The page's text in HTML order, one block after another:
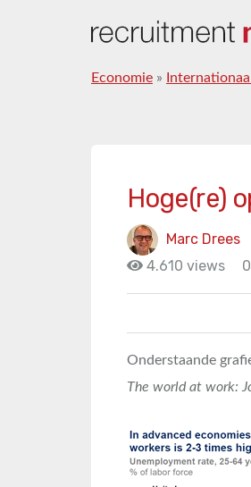
Economie » Internationaal
Hoge(re)
Marc Drees
4.610 views
Onderstaande
The world at work: